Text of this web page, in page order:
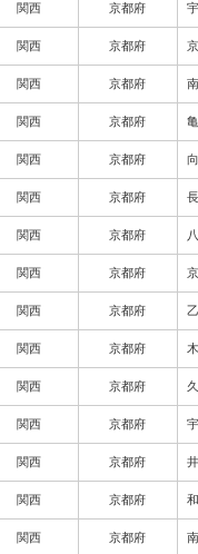
関西 京都府
関西 京都府
関西 京都府
関西 京都府
関西 京都府
関西 京都府
関西 京都府
関西 京都府
関西 京都府
関西 京都府
関西 京都府
関西 京都府
関西 京都府
関西 京都府
関西 京都府